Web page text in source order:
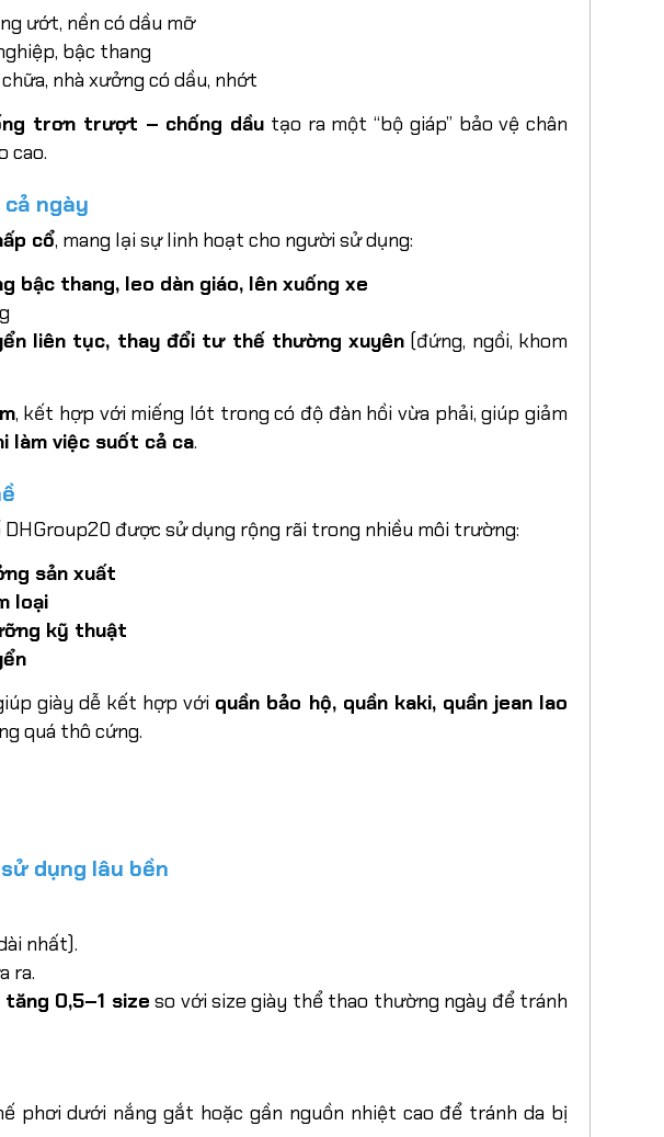
ướt, nền có dầu mỡ
bậc thang
nhà xưởng có dầu, nhớt
trơn trượt – chống dầu tạo ra một “bộ giáp” bảo vệ chân
cao.
ngày
cổ, mang lại sự linh hoạt cho người sử dụng:
bậc thang, leo dàn giáo, lên xuống xe
liên tục, thay đổi tư thế thường xuyên (đứng, ngồi, khom
, kết hợp với miếng lót trong có độ đàn hồi vừa phải, giúp giảm
làm việc suốt cả ca.
được sử dụng rộng rãi trong nhiều môi trường:
sản xuất
loại
kỹ thuật
giày dễ kết hợp với quần bảo hộ, quần kaki, quần jean lao
quá thô cứng.
dụng lâu bền
nhất).
ra.
tăng 0,5–1 size so với size giày thể thao thường ngày để tránh
phơi dưới nắng gắt hoặc gần nguồn nhiệt cao để tránh da bị